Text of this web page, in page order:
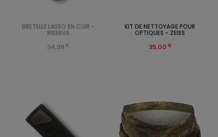
KIT DE NETTOYAGE POUR
OPTIQUES - ZEISS
35,00 €
BRETELLE LASSO EN CUIR -
RISERVA
34,99 €